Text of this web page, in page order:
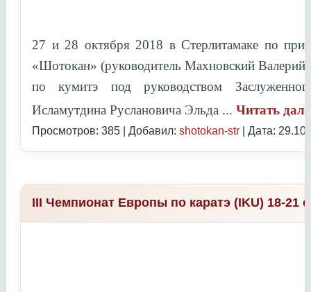
27 и 28 октября 2018 в Стерлитамаке по
«Шотокан» (руководитель Махновский
по кумитэ под руководством
Исламутдина Руслановича Эльда ... Читать
Просмотров: 385 | Добавил: shotokan-str | Дата:
III Чемпионат Европы по каратэ (IKU) 18-21